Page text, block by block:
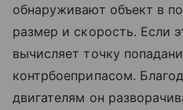
обнаруживают объект в
размер и скорость. Если
вычисляет точку
контрбоеприпасом.
двигателям он